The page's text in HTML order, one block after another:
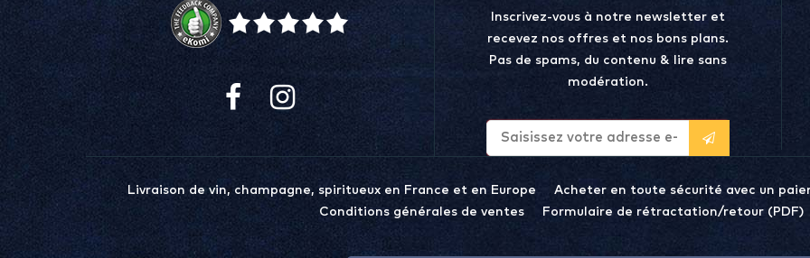
Inscrivez-vous à notre newsletter et
recevez nos offres et nos bons plans.
Pas de spams, du contenu & lire sans
modération.
Livraison de vin, champagne, spiritueux en France et en Europe Acheter en toute sécurité avec un
Conditions générales de ventes
Formulaire de rétractation/retour (PDF)